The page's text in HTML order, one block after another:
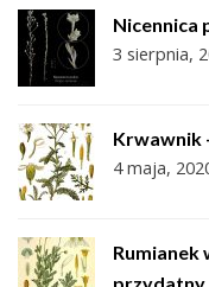
Nicennica
3 sierpnia,
Krwawnik
4 maja,
Rumianek